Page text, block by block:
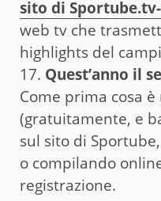
sito di
web tv che
highlights del
17. Quest’anno il
Come prima cosa
(gratuitamente, e
sul sito di
o compilando
registrazione.